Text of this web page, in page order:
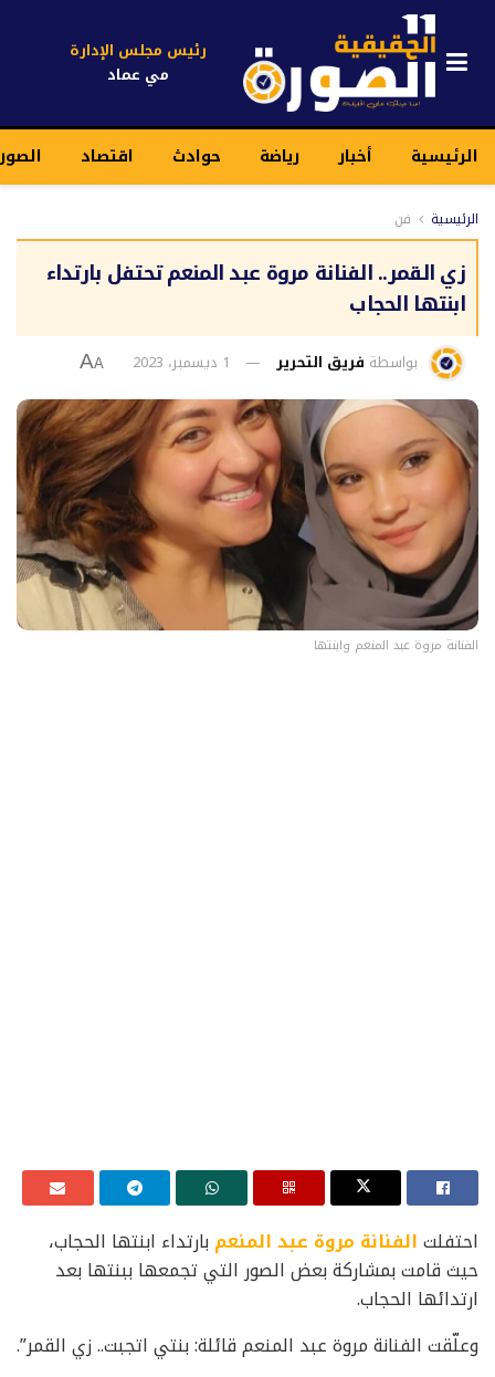
رئيس مجلس الإدارة
مي عماد
الرئيسية أخبار رياضة حوادث اقتصاد
الرئيسية فن
زي القمر.. الفنانة مروة عبد المنعم تحتفل بارتداء
ابنتها الحجاب
بواسطة فريق التحرير A
A
الفنانة مروة عبد المنعم وابنتها
احتفلتالفنانة مروة عبد المنعمبارتداء ابنتها الحجاب،
حيث قامت بمشاركة بعض الصور التي تجمعها ببنتها بعد
ارتدائها الحجاب.
وعلّقت الفنانة مروة عبد المنعم قائلة: بنتي اتجبت.. زي القمر”.